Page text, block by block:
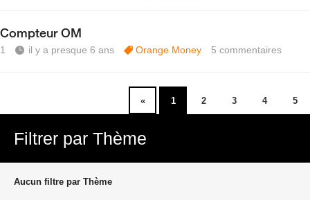
Compteur OM
1 il y a presque 6 ans Orange Money 5 commentaires
« 1 2 3 4 5
Filtrer par Thème
Aucun filtre par Thème